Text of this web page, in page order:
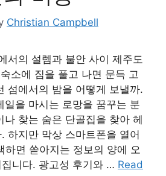
Christian Campbell
서의 설렘과 불안 사이 제주도
소에 짐을 풀고 나면 문득 고
섬에서의 밤을 어떻게 보낼까.
일을 마시는 로망을 꿈꾸는 분
나 찾는 숨은 단골집을 찾아 헤
하지만 막상 스마트폰을 열어
하면 쏟아지는 정보의 양에 오
니다. 광고성 후기와 … Read